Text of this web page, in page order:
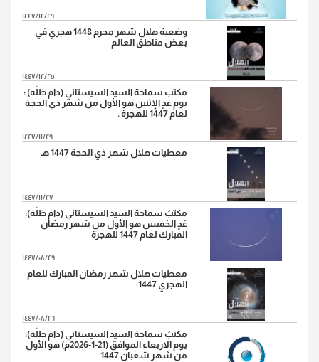
28 "وفاة النبي الاكرم(ص)،سنة (11هـ)"
١٤٤٧/١٢/٢٩
وضعية هلال شهر محرم 1448 هجري في
بعض مناطق العالم
١٤٤٧/١٢/٢٥
مكتب سماحة السيد السيستاني (دام ظلّه) :
يوم غدٍ الإثنين هو الأول من شهر ذي الحجة
لعام 1447 للهجرة .
١٤٤٧/١١/٢٩
معطيات هلال شهر ذي الحجة 1447 هـ
١٤٤٧/١١/٢٧
مكتبُ سماحة السيد السيستاني (دام ظلّه):
غدٍ الخميس هو الأول من شهر رمضان
المبارك لعام 1447 للهجرة
١٤٤٧/٠٨/٢٩
معطيات هلال شهر رمضان المبارك للعام
الهجري 1447
١٤٤٧/٠٨/٢٦
مكتبُ سماحة السيد السيستاني (دام ظلّه):
يوم الاربعاء الموافق (21-1-2026م) هو الأول
من شهر شعبان 1447